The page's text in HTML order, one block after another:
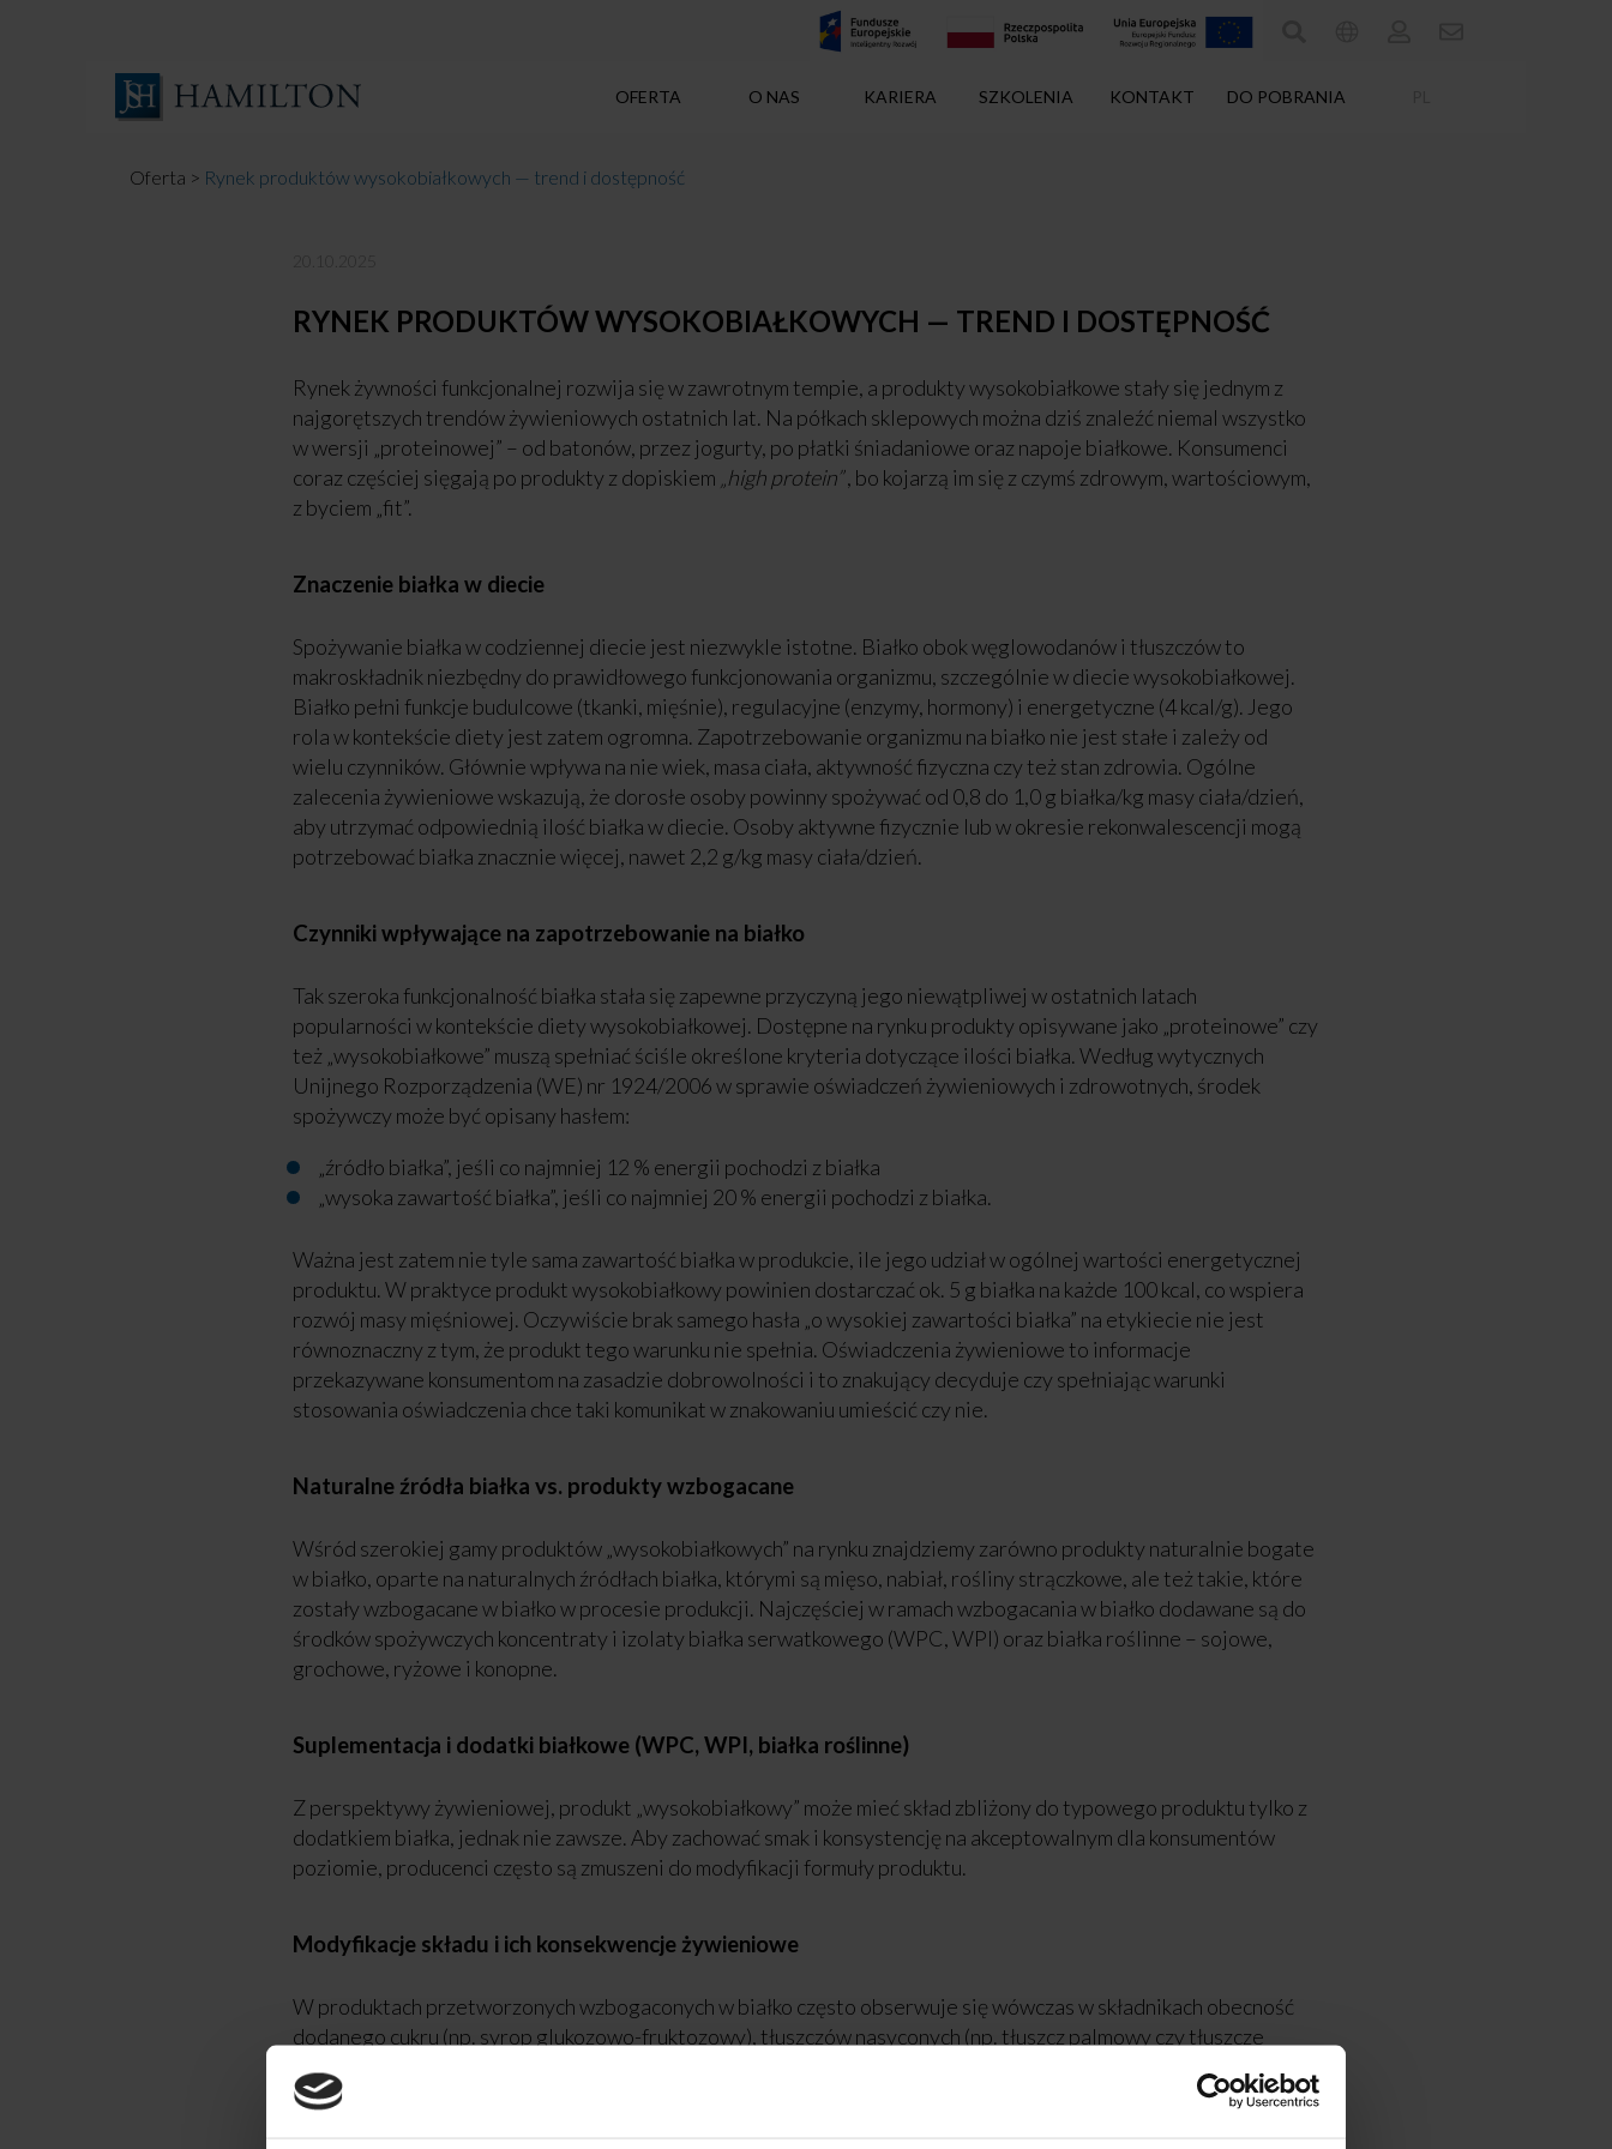
OFERTA O NAS KARIERA SZKOLENIA KONTAKT DO POBRANIA
Oferta > Rynek produktów wysokobiałkowych — trend i dostępność
RYNEK PRODUKTÓW WYSOKOBIAŁKOWYCH — TREND I DOSTĘPNOŚĆ
Rynek żywności funkcjonalnej rozwija się w zawrotnym tempie, a produkty wysokobiałkowe stały się jednym z
najgorętszych trendów żywieniowych ostatnich lat. Na półkach sklepowych można dziś znaleźć niemal wszystko
w wersji „proteinowej” – od batonów, przez jogurty, po płatki śniadaniowe oraz napoje białkowe. Konsumenci
coraz częściej sięgają po produkty z dopiskiem „high protein”, bo kojarzą im się z czymś zdrowym, wartościowym,
z byciem „fit”.
Znaczenie białka w diecie
Spożywanie białka w codziennej diecie jest niezwykle istotne. Białko obok węglowodanów i tłuszczów to
makroskładnik niezbędny do prawidłowego funkcjonowania organizmu, szczególnie w diecie wysokobiałkowej.
Białko pełni funkcje budulcowe (tkanki, mięśnie), regulacyjne (enzymy, hormony) i energetyczne (4 kcal/g). Jego
rola w kontekście diety jest zatem ogromna. Zapotrzebowanie organizmu na białko nie jest stałe i zależy od
wielu czynników. Głównie wpływa na nie wiek, masa ciała, aktywność fizyczna czy też stan zdrowia. Ogólne
zalecenia żywieniowe wskazują, że dorosłe osoby powinny spożywać od 0,8 do 1,0 g białka/kg masy ciała/dzień,
aby utrzymać odpowiednią ilość białka w diecie. Osoby aktywne fizycznie lub w okresie rekonwalescencji mogą
potrzebować białka znacznie więcej, nawet 2,2 g/kg masy ciała/dzień.
Czynniki wpływające na zapotrzebowanie na białko
Tak szeroka funkcjonalność białka stała się zapewne przyczyną jego niewątpliwej w ostatnich latach
popularności w kontekście diety wysokobiałkowej. Dostępne na rynku produkty opisywane jako „proteinowe” czy
też „wysokobiałkowe” muszą spełniać ściśle określone kryteria dotyczące ilości białka. Według wytycznych
Unijnego Rozporządzenia (WE) nr 1924/2006 w sprawie oświadczeń żywieniowych i zdrowotnych, środek
spożywczy może być opisany hasłem:
„źródło białka”, jeśli co najmniej 12 % energii pochodzi z białka
„wysoka zawartość białka”, jeśli co najmniej 20 % energii pochodzi z białka.
Ważna jest zatem nie tyle sama zawartość białka w produkcie, ile jego udział w ogólnej wartości energetycznej
produktu. W praktyce produkt wysokobiałkowy powinien dostarczać ok. 5 g białka na każde 100 kcal, co wspiera
rozwój masy mięśniowej. Oczywiście brak samego hasła „o wysokiej zawartości białka” na etykiecie nie jest
równoznaczny z tym, że produkt tego warunku nie spełnia. Oświadczenia żywieniowe to informacje
przekazywane konsumentom na zasadzie dobrowolności i to znakujący decyduje czy spełniając warunki
stosowania oświadczenia chce taki komunikat w znakowaniu umieścić czy nie.
Naturalne źródła białka vs. produkty wzbogacane
Wśród szerokiej gamy produktów „wysokobiałkowych” na rynku znajdziemy zarówno produkty naturalnie bogate
w białko, oparte na naturalnych źródłach białka, którymi są mięso, nabiał, rośliny strączkowe, ale też takie, które
zostały wzbogacane w białko w procesie produkcji. Najczęściej w ramach wzbogacania w białko dodawane są do
środków spożywczych koncentraty i izolaty białka serwatkowego (WPC, WPI) oraz białka roślinne – sojowe,
grochowe, ryżowe i konopne.
Suplementacja i dodatki białkowe (WPC, WPI, białka roślinne)
Z perspektywy żywieniowej, produkt „wysokobiałkowy” może mieć skład zbliżony do typowego produktu tylko z
dodatkiem białka, jednak nie zawsze. Aby zachować smak i konsystencję na akceptowalnym dla konsumentów
poziomie, producenci często są zmuszeni do modyfikacji formuły produktu.
Modyfikacje składu i ich konsekwencje żywieniowe
W produktach przetworzonych wzbogaconych w białko często obserwuje się wówczas w składnikach obecność
dodanego cukru (np. syrop glukozowo-fruktozowy), tłuszczów nasyconych (np. tłuszcz palmowy czy tłuszcze
uwodornione) czy dodatków do żywności (substancje słodzące, barwniki, substancje zagęszczające). Wartość
żywieniowa tak zmodyfikowanych produktów może już zatem znacząco odbiegać od produktów, które są w białko